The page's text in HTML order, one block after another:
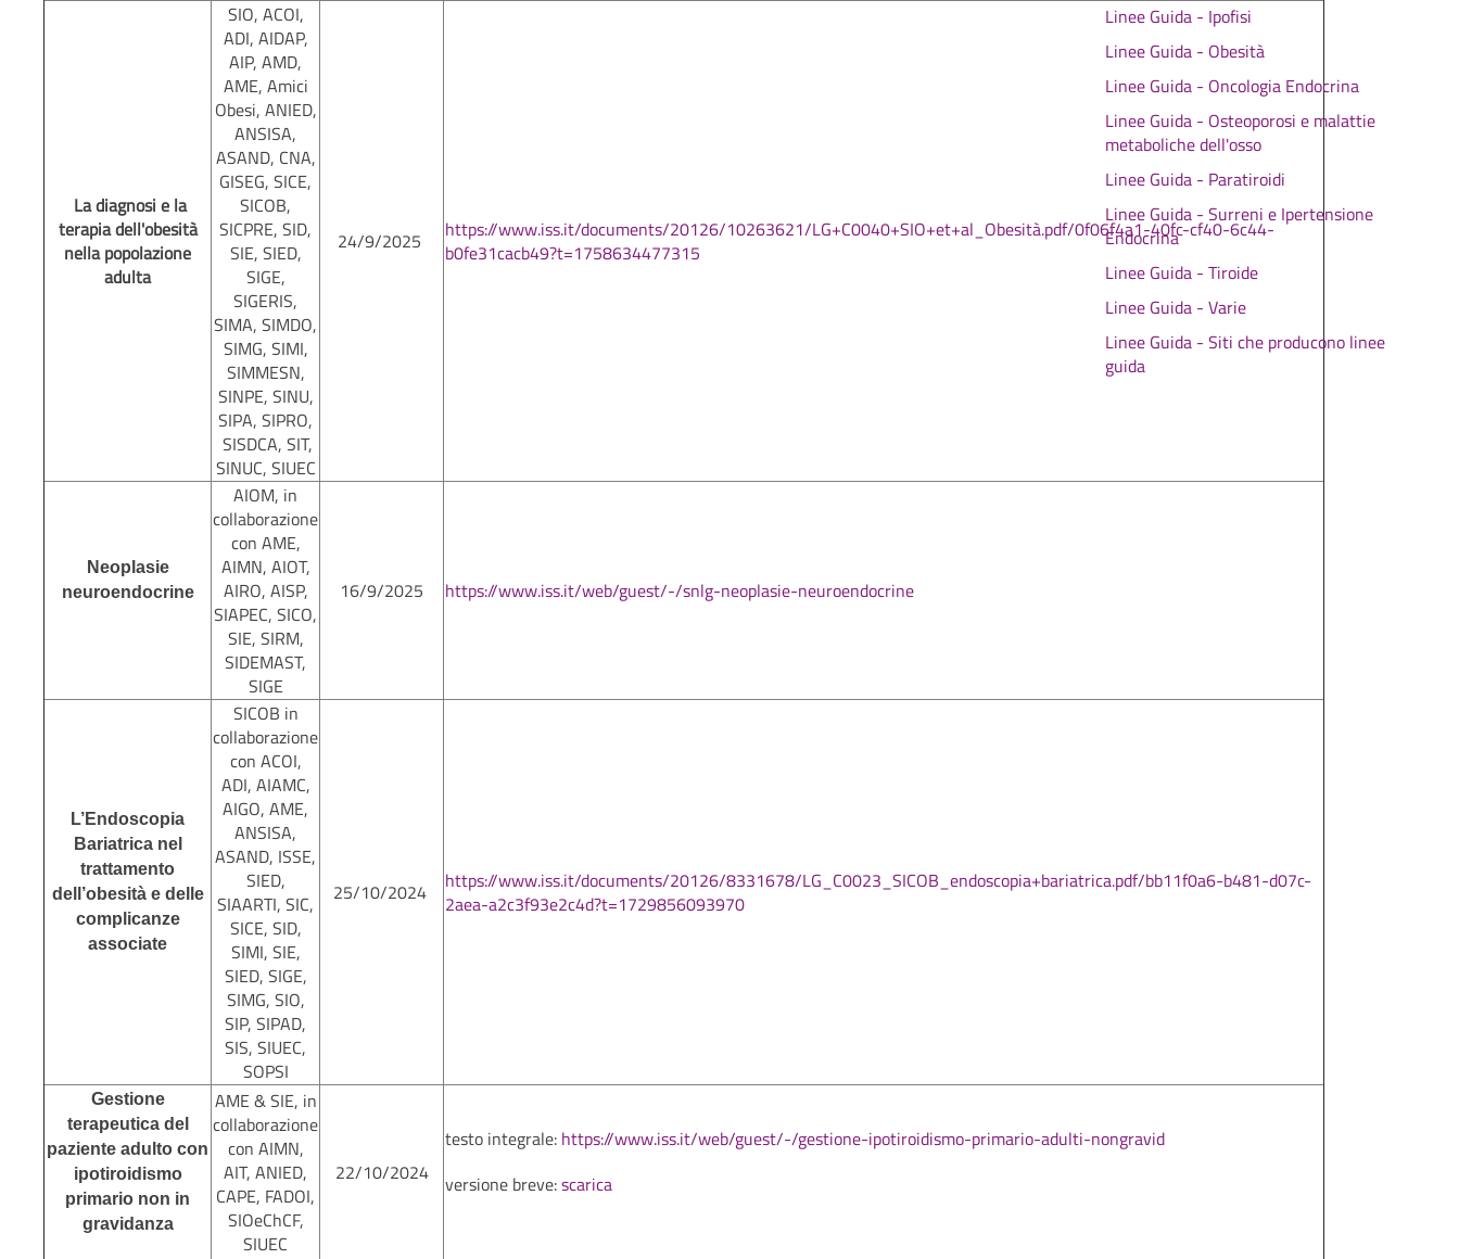
La diagnosi e la
terapia dell'obesità
nella popolazione
adulta
SIO, ACOI,
ADI, AIDAP,
AIP, AMD,
AME, Amici
Obesi, ANIED,
ANSISA,
ASAND, CNA,
GISEG, SICE,
SICOB,
SICPRE, SID,
SIE, SIED,
SIGE,
SIGERIS,
SIMA, SIMDO,
SIMG, SIMI,
SIMMESN,
SINPE, SINU,
SIPA, SIPRO,
SISDCA, SIT,
SINUC, SIUEC
24/9/2025
https://www.iss.it/documents/20126/10263621/LG+C0040+SIO+et+al_Obesità.pdf/0f06f4a1-40fc-cf40-6c44-
b0fe31cacb49?t=1758634477315
Neoplasie
neuroendocrine
AIOM, in
collaborazione
con AME,
AIMN, AIOT,
AIRO, AISP,
SIAPEC, SICO,
SIE, SIRM,
SIDEMAST,
SIGE
16/9/2025 https://www.iss.it/web/guest/-/snlg-neoplasie-neuroendocrine
L’Endoscopia
Bariatrica nel
trattamento
dell’obesità e delle
complicanze
associate
SICOB in
collaborazione
con ACOI,
ADI, AIAMC,
AIGO, AME,
ANSISA,
ASAND, ISSE,
SIED,
SIAARTI, SIC,
SICE, SID,
SIMI, SIE,
SIED, SIGE,
SIMG, SIO,
SIP, SIPAD,
SIS, SIUEC,
SOPSI
25/10/2024
https://www.iss.it/documents/20126/8331678/LG_C0023_SICOB_endoscopia+bariatrica.pdf/bb11f0a6-b481-d07c-
2aea-a2c3f93e2c4d?t=1729856093970
Gestione
terapeutica del
paziente adulto con
ipotiroidismo
primario non in
gravidanza
AME & SIE, in
collaborazione
con AIMN,
AIT, ANIED,
CAPE, FADOI,
SIOeChCF,
SIUEC
22/10/2024
testo integrale: https://www.iss.it/web/guest/-/gestione-ipotiroidismo-primario-adulti-nongravid
versione breve:scarica
Linee Guida - Ipofisi
Linee Guida - Obesità
Linee Guida - Oncologia Endocrina
Linee Guida - Osteoporosi e malattie
metaboliche dell'osso
Linee Guida - Paratiroidi
Linee Guida - Surreni e Ipertensione
Endocrina
Linee Guida - Tiroide
Linee Guida - Varie
Linee Guida - Siti che producono linee
guida